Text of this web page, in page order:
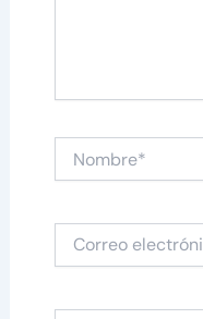
Correo
electrónico*